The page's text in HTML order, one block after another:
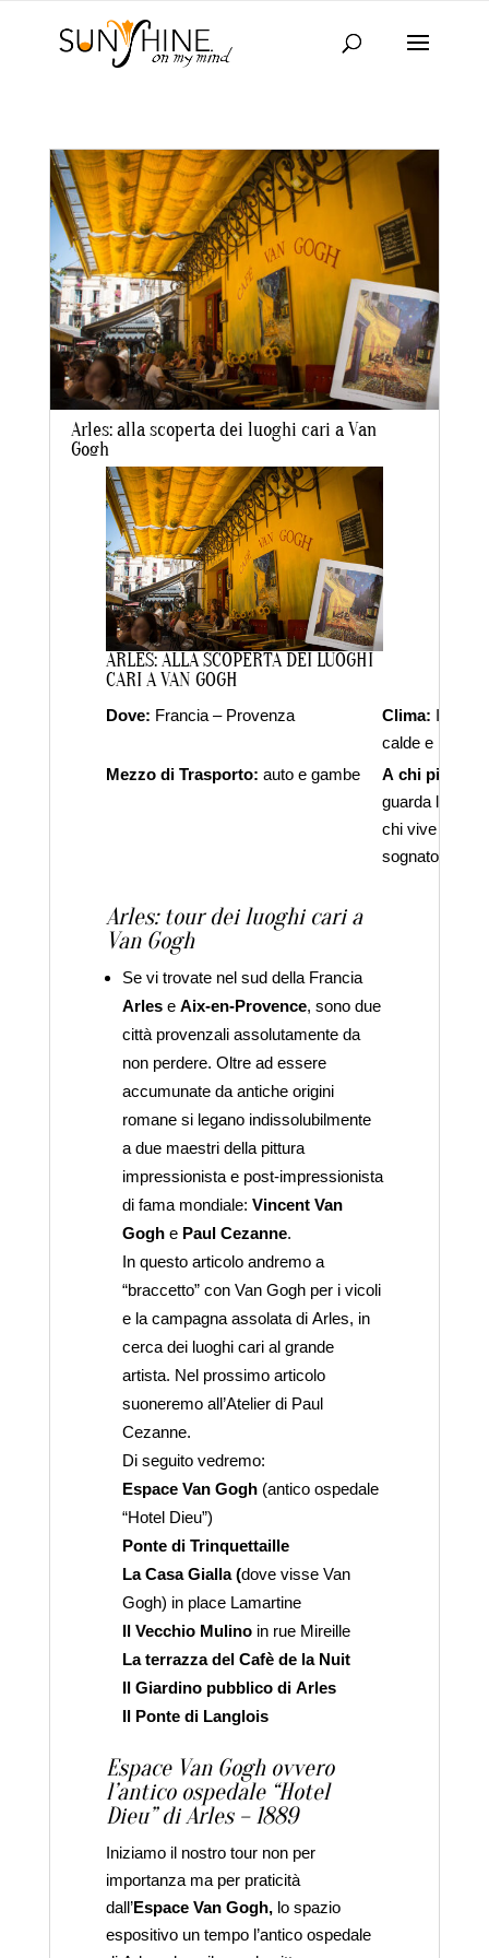
Arles: alla scoperta dei luoghi cari a Van
Gogh
laraadmin|Set 2, 2021|IN EVIDENZA,TRAVEL
ARLES: ALLA SCOPERTA DEI LUOGHI
CARI A VAN GOGH
Dove: Francia – Provenza Clima: Inverni
calde e
Mezzo di Trasporto: auto e gambe A chi piace:
guarda
chi vive di
sognatori.
Arles: tour dei luoghi cari a
Van Gogh
Se vi trovate nel sud della Francia
Arlese Aix-en-Provence, sono due
città provenzali assolutamente da
non perdere. Oltre ad essere
accumunate da antiche origini
romane si legano indissolubilmente
a due maestri della pittura
impressionista e post-impressionista
di fama mondiale: Vincent Van
Goghe Paul Cezanne.
In questo articolo andremo a
“braccetto” con Van Gogh per i vicoli
e la campagna assolata di Arles, in
cerca dei luoghi cari al grande
artista. Nel prossimo articolo
suoneremo all’Atelier di Paul
Cezanne.
Di seguito vedremo:
Espace Van Gogh(antico ospedale
“Hotel Dieu”)
Ponte di Trinquettaille
La Casa Gialla (dove visse Van
Gogh) in place Lamartine
Il Vecchio Mulinoin rue Mireille
La terrazza del Cafè de la Nuit
Il Giardino pubblico di Arles
Il Ponte di Langlois
Espace Van Gogh ovvero
l’antico ospedale “Hotel
Dieu” di Arles – 1889
Iniziamo il nostro tour non per
importanza ma per praticità
dall’Espace Van Gogh,lo spazio
espositivo un tempo l’antico ospedale